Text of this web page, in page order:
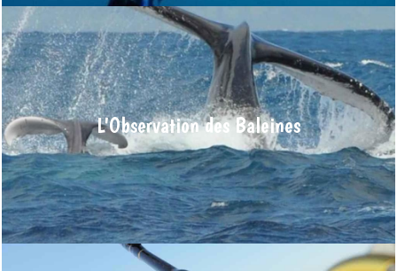
L'Observation des Baleines
Rencontre
Chaque année de juin à septembre, les baleines à bosse
migrent au large des côtes nord-est de Madagascar pour
s’accoupler et mettre bas. Vous pourrez ainsi embarquer en
petits groupes, pour observer ces impressionnants
mammifères.
En savoir plus >